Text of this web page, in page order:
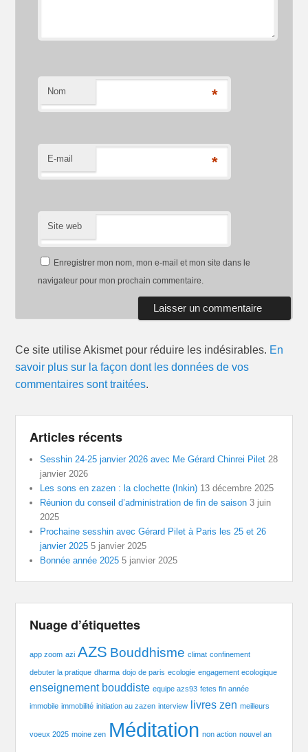
Nom *
E-mail *
Site web
Enregistrer mon nom, mon e-mail et mon site dans le
navigateur pour mon prochain commentaire.
Ce site utilise Akismet pour réduire les indésirables. En
savoir plus sur la façon dont les données de vos
commentaires sont traitées.
Articles récents
Sesshin 24-25 janvier 2026 avec Me Gérard Chinrei Pilet 28
janvier 2026
Les sons en zazen : la clochette (Inkin) 13 décembre 2025
Réunion du conseil d’administration de fin de saison 3 juin
2025
Prochaine sesshin avec Gérard Pilet à Paris les 25 et 26
janvier 2025 5 janvier 2025
Bonnée année 2025 5 janvier 2025
Nuage d’étiquettes
app zoom azi AZS Bouddhisme climat confinement
debuter la pratique dharma dojo de paris ecologie engagement ecologique
enseignement bouddiste equipe azs93 fetes fin année
immobile immobilité initiation au zazen interview livres zen meilleurs
voeux 2025 moine zen Méditation non action nouvel an